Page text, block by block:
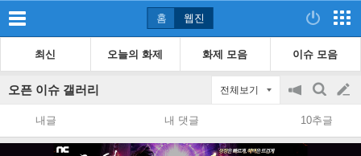
홈 웹진
최신 오늘의 화제 화제 모음 이슈 모음
오픈 이슈 갤러리 전체보기
공
지
on/off
검
색
글
쓰
내글 내 댓글 10추글